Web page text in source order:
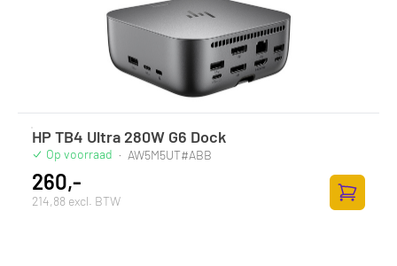
HP TB4 Ultra 280W G6 Dock
Op voorraad · AW5M5UT#ABB
260,-
214,88 excl. BTW